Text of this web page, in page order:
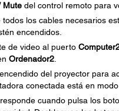
Mutedel control remoto para
los cables necesarios
encendidos.
de video al puerto
Ordenador2.
del proyector para
conectada está en
cuando pulsa los